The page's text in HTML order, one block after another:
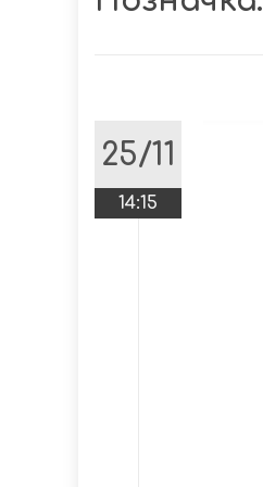
25/11
14:15